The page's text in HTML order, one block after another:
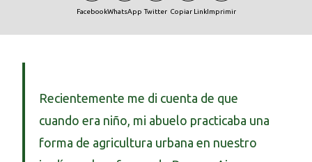
FacebookWhatsApp Twitter Copiar LinkImprimir
Recientemente me di cuenta de que
cuando era niño, mi abuelo practicaba una
forma de agricultura urbana en nuestro